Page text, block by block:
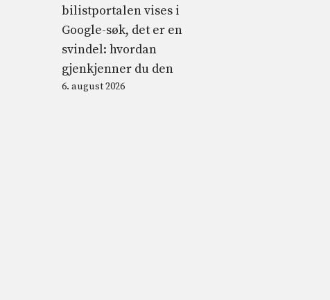
bilistportalen vises i
Google-søk, det er en
svindel: hvordan
gjenkjenner du den
6. august 2026